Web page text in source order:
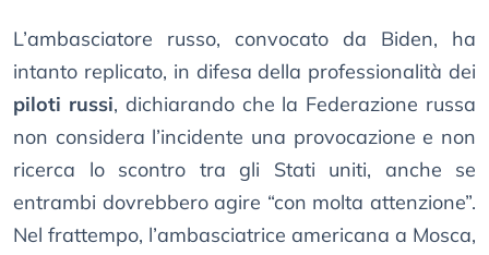
L’ambasciatore russo, convocato da Biden, ha
intanto replicato, in difesa della professionalità dei
piloti russi, dichiarando che la Federazione russa
non considera l’incidente una provocazione e non
ricerca lo scontro tra gli Stati uniti, anche se
entrambi dovrebbero agire “con molta attenzione”.
Nel frattempo, l’ambasciatrice americana a Mosca,